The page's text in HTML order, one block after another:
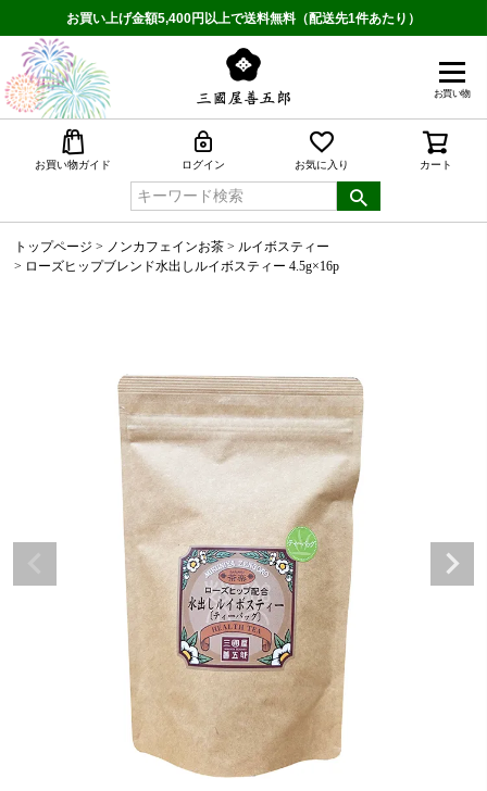
お買い上げ金額5,400円以上で送料無料（配送先1件あたり）
お買い物
お買い物ガイド ログイン お気に入り カート
トップページ ノンカフェインお茶
ルイボスティー
ローズヒップブレンド水出しルイボスティー 4.5g×16p